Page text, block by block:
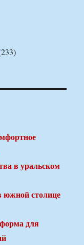
в уральском
южной столице
для